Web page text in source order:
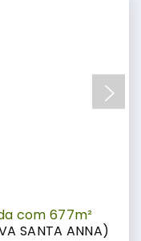
com 677m²
SANTA ANNA)